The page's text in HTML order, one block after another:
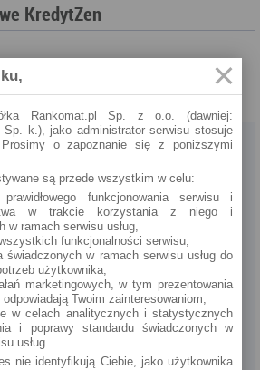
KredytZen
Dla firm
Konta firmowe
Leasingi
Inne
eBroker Ekstra
Artykuły
Odpowiedzi ekspertów
Porady
Opinie o instytucjach
Tagi
Kalkulatory
Rankomat.pl Sp. z o.o. (dawniej:
k.), jako administrator serwisu stosuje
o zapoznanie się z poniższymi
są przede wszystkim w celu:
prawidłowego funkcjonowania serwisu i
w trakcie korzystania z niego i
w ramach serwisu usług,
funkcjonalności serwisu,
świadczonych w ramach serwisu usług do
użytkownika,
marketingowych, w tym prezentowania
Twoim zainteresowaniom,
w celach analitycznych i statystycznych
i poprawy standardu świadczonych w
usług.
nie identyfikują Ciebie, jako użytkownika